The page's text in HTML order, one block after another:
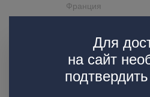
Для
на сайт
Франция